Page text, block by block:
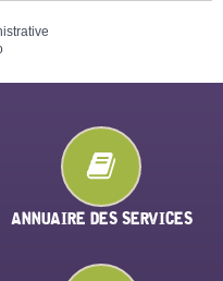
ANNUAIRE DES SERVICES